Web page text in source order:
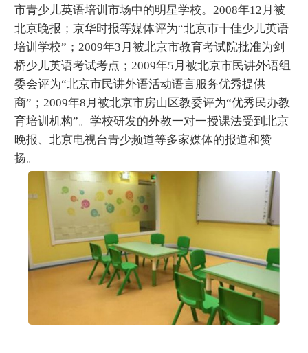
市青少儿英语培训市场中的明星学校。2008年12月被
北京晚报；京华时报等媒体评为“北京市十佳少儿英语
培训学校”；2009年3月被北京市教育考试院批准为剑
桥少儿英语考试考点；2009年5月被北京市民讲外语组
委会评为“北京市民讲外语活动语言服务优秀提供
商”；2009年8月被北京市房山区教委评为“优秀民办教
育培训机构”。学校研发的外教一对一授课法受到北京
晚报、北京电视台青少频道等多家媒体的报道和赞
扬。